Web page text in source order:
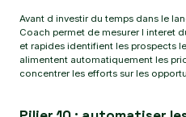
Avant d investir du temps dans le
Coach permet de mesurer l interet
et rapides identifient les prospects
alimentent automatiquement les
concentrer les efforts sur les